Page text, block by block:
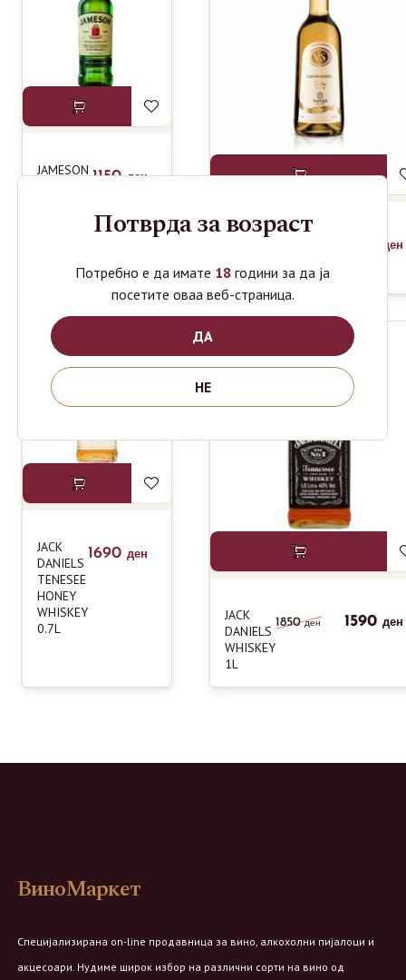
JAMESON 1150ден
TIKVEŠ WINERY
0.7L
ден
JACK
DANIELS
TENESEE
HONEY
WHISKEY
0.7L
1690 ден
JACK
DANIELS
WHISKEY
1L
1850ден 1590 ден
ВиноМаркет
Специјализирана on-line продавница за вино, алкохолни пијалоци и
акцесоари. Нудиме широк избор на различни сорти на вино од
Потврда за возраст
Потребно е да имате 18 години за да ја
посетите оваа веб-страница.
ДА
НЕ